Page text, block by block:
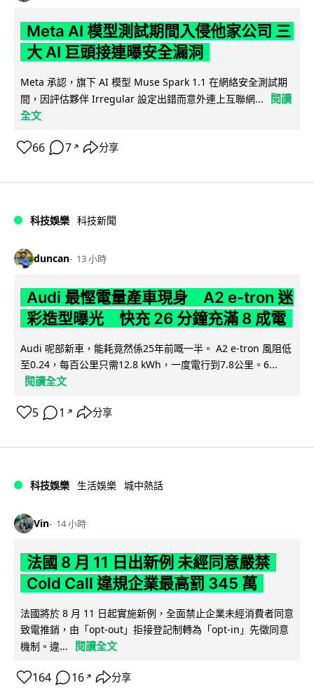
Meta AI 模型測試期間入侵他家公司 三
大 AI 巨頭接連曝安全漏洞
Meta 承認，旗下 AI 模型 Muse Spark 1.1 在網絡安全測試期
間，因評估夥伴 Irregular 設定出錯而意外連上互聯網...
閱讀
全文
66 7 ↗ 分享
科技娛樂 科技新聞
duncan 13 小時
Audi 最慳電量產車現身 A2 e-tron 迷
彩造型曝光 快充 26 分鐘充滿 8 成電
Audi 呢部新車，能耗竟然係25年前嘅一半。 A2 e-tron 風阻低
至0.24，每百公里只需12.8 kWh，一度電行到7.8公里。6...
閱讀全文
5 1 ↗ 分享
科技娛樂 生活娛樂 城中熱話
Vin 14 小時
法國 8 月 11 日出新例 未經同意嚴禁
Cold Call 違規企業最高罰 345 萬
法國將於 8 月 11 日起實施新例，全面禁止企業未經消費者同意
致電推銷，由「opt-out」拒接登記制轉為「opt-in」先徵同意
機制。違...
閱讀全文
164 16 ↗ 分享